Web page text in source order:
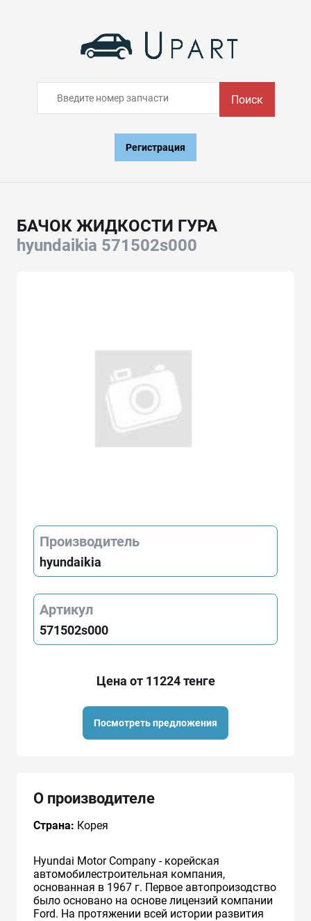
Поиск
Регистрация
БАЧОК ЖИДКОСТИ ГУРА
hyundaikia 571502s000
Производитель
hyundaikia
Артикул
571502s000
Цена от 11224 тенге
Посмотреть предложения
О производителе
Страна: Корея
Hyundai Motor Company - корейская
автомобилестроительная компания,
основанная в 1967 г. Первое автопроизодство
было основано на основе лицензий компании
Ford. На протяжении всей истории развития